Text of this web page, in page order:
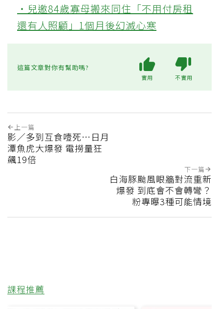
‧兒邀84歲寡母搬來同住「不用付房租
還有人照顧」1個月後幻滅心寒
這篇文章對你有幫助嗎?
實用 不實用
上一篇
影／多到互食噎死…日月
潭魚虎大爆發 電撈量狂
飆19倍
下一篇
白海豚颱風眼牆對流重新
爆發 到底會不會轉彎？
粉專曝3種可能情境
課程推薦